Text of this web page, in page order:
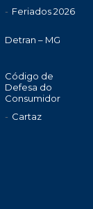
Feriados 2026
Detran – MG
Código de
Defesa do
Consumidor
Cartaz